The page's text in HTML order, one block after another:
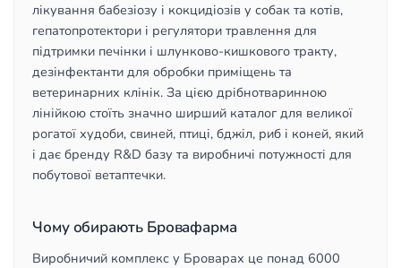
лікування бабезіозу і кокцидіозів у собак та котів,
гепатопротектори і регулятори травлення для
підтримки печінки і шлунково-кишкового тракту,
дезінфектанти для обробки приміщень та
ветеринарних клінік. За цією дрібнотваринною
лінійкою стоїть значно ширший каталог для великої
рогатої худоби, свиней, птиці, бджіл, риб і коней, який
і дає бренду R&D базу та виробничі потужності для
побутової ветаптечки.
Чому обирають Бровафарма
Виробничий комплекс у Броварах це понад 6000